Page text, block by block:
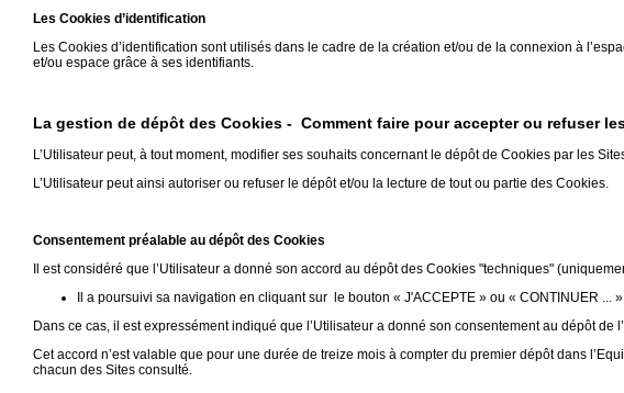
Les Cookies d’identification
Les Cookies d’identification sont utilisés dans le cadre de la création et/ou de la connexion à
et/ou espace grâce à ses identifiants.
La gestion de dépôt des Cookies - Comment faire pour accepter ou refuser
L’Utilisateur peut, à tout moment, modifier ses souhaits concernant le dépôt de Cookies par les
L’Utilisateur peut ainsi autoriser ou refuser le dépôt et/ou la lecture de tout ou partie des Cookies.
Consentement préalable au dépôt des Cookies
Il est considéré que l’Utilisateur a donné son accord au dépôt des Cookies "techniques"
Il a poursuivi sa navigation en cliquant sur le bouton « J'ACCEPTE » ou « CONTINUER ...
Dans ce cas, il est expressément indiqué que l’Utilisateur a donné son consentement au dépôt de
Cet accord n’est valable que pour une durée de treize mois à compter du premier dépôt dans
chacun des Sites consulté.